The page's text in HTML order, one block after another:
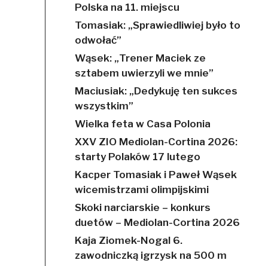
Polska na 11. miejscu
Tomasiak: „Sprawiedliwiej było to
odwołać”
Wąsek: „Trener Maciek ze
sztabem uwierzyli we mnie”
Maciusiak: „Dedykuję ten sukces
wszystkim”
Wielka feta w Casa Polonia
XXV ZIO Mediolan-Cortina 2026:
starty Polaków 17 lutego
Kacper Tomasiak i Paweł Wąsek
wicemistrzami olimpijskimi
Skoki narciarskie – konkurs
duetów – Mediolan-Cortina 2026
Kaja Ziomek-Nogal 6.
zawodniczką igrzysk na 500 m